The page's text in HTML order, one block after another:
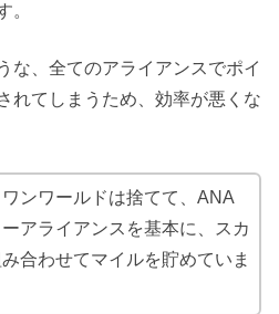
。
な、全てのアライアンスでポイ
れてしまうため、効率が悪くな
ンワールドは捨てて、ANA
アライアンスを基本に、スカ
合わせてマイルを貯めていま